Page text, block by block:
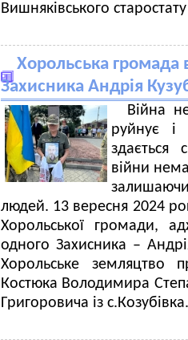
Вишняківського
Хорольська громада
Захисника Андрія
Війна
руйнує і
війни
людей. 13 вересня 2024
Хорольської громади,
одного Захисника –
Хорольське земляцтво
Костюка Володимира
Григоровича із с.Козубівка.